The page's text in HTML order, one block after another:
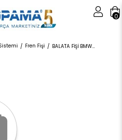
0
Fren Fişi BALATA FİŞİ BMW ARKA F20 F21 F22 F23 F30 F31 F34 F80 F87 1 SERİSİ 2 SERİSİ 3 SERİSİ 3 SERİSİ TOURİNG 4 SERİSİ F80 M2 2012-2018